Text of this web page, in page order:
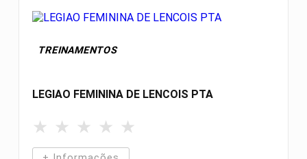
TREINAMENTOS
LEGIAO FEMININA DE LENCOIS PTA
★ ★ ★ ★ ★